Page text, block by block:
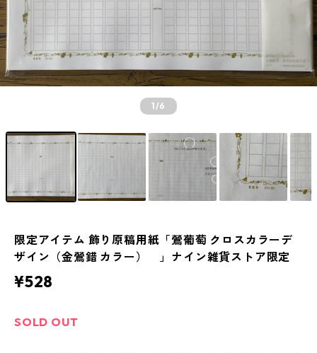
1/6
限定アイテム 飾り原稿用紙「鶯葡萄 クロスカラーデ
ザイン（金鶯錯 カラー） 」ナイン雑貨ストア限定
¥528
SOLD OUT